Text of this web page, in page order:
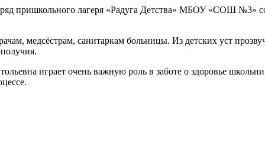
пришкольного лагеря «Радуга Детства» МБОУ «СОШ №3»
медсёстрам, санитаркам больницы. Из детских уст
играет очень важную роль в заботе о здоровье